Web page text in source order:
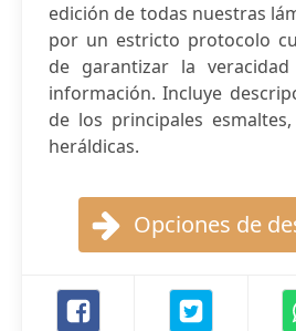
edición de todas nuestras
por un estricto protocolo
de garantizar la
información. Incluye
de los principales
heráldicas.
Opciones de